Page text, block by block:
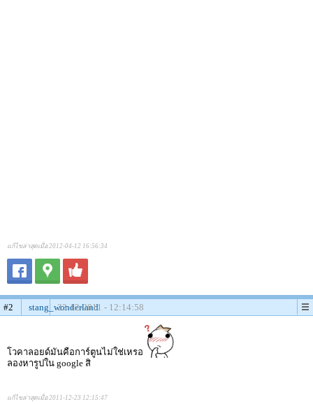
แก้ไขล่าสุดเมื่อ 2012-04-12 16:56:34
#2 stang_wonderland
23-12-2011 - 12:14:58
โวคาลอยด์มันคือการ์ตูนไม่ใช่เหรอ
ลองหารูปใน google สิ
แก้ไขล่าสุดเมื่อ 2011-12-23 12:15:47